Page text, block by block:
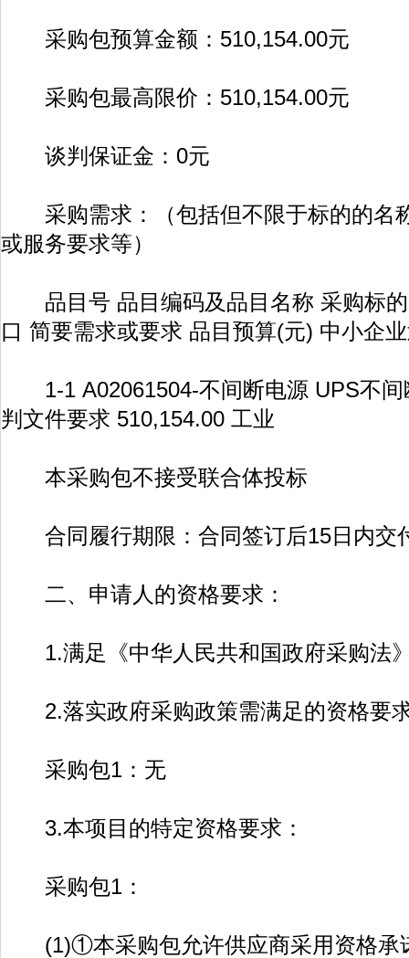
采购包预算金额：510,154.00元
采购包最高限价：510,154.00元
谈判保证金：0元
采购需求：（包括但不限于标的的名
或服务要求等）
品目号 品目编码及品目名称 采购标的
口 简要需求或要求 品目预算(元) 中小企
1-1 A02061504-不间断电源 UPS不间
判文件要求 510,154.00 工业
本采购包不接受联合体投标
合同履行期限：合同签订后15日内交
二、申请人的资格要求：
1.满足《中华人民共和国政府采购法
2.落实政府采购政策需满足的资格要
采购包1：无
3.本项目的特定资格要求：
采购包1：
(1)①本采购包允许供应商采用资格承